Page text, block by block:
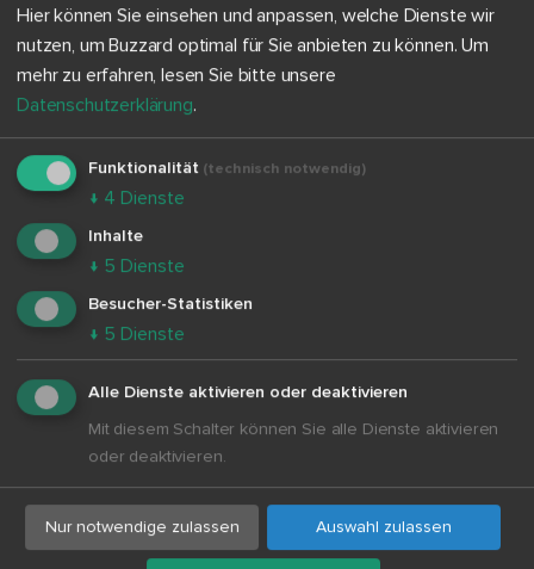
Wissen, Medienkompetenz und Urteilsfähigkeit
sichtbar machen.
Mit kurzen Routinen regelmäßig
Urteilsbildung trainieren.
Hier können Sie einsehen und anpassen, welche Dienste wir
nutzen, um Buzzard optimal für Sie anbieten zu können. Um
mehr zu erfahren, lesen Sie bitte unsere
Datenschutzerklärung.
Funktionalität (technisch notwendig)
↓ 4 Dienste
Inhalte
↓ 5 Dienste
Besucher-Statistiken
↓ 5 Dienste
Alle Dienste aktivieren oder deaktivieren
Mit diesem Schalter können Sie alle Dienste aktivieren
oder deaktivieren.
Nur notwendige zulassen Auswahl zulassen